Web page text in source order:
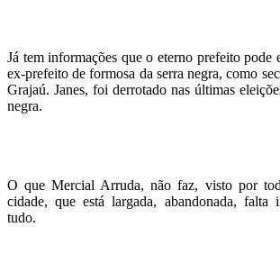
Já tem informações que o eterno prefeito pode
ex-prefeito de formosa da serra negra, como
Grajaú. Janes, foi derrotado nas últimas
negra.
O que Mercial Arruda, não faz, visto por
cidade, que está largada, abandonada, falta
tudo.